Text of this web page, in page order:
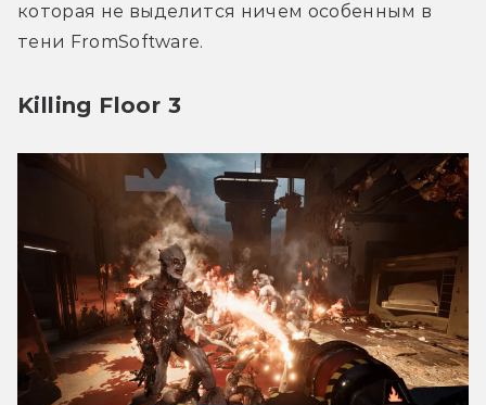
которая не выделится ничем особенным в
тени FromSoftware.
Killing Floor 3